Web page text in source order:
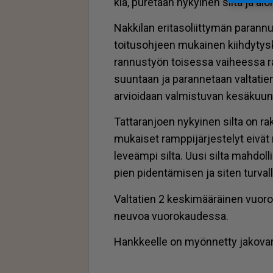
Nak­ki­lan eri­ta­so­liit­ty­män
toi­tu­soh­jeen mu­kai­nen
ran­nus­työn toi­ses­sa vai­hees­sa
suun­taan ja pa­ran­ne­taan
ar­vi­oi­daan val­mis­tu­van
Tat­ta­ran­jo­en ny­kyi­nen sil­ta on
mu­kai­set ramp­pi­jär­jes­te­lyt ei­vät
le­ve­äm­pi sil­ta. Uu­si sil­ta
pien pi­den­tä­mi­sen ja si­ten
Val­ta­tien 2 kes­ki­mää­räi­nen
neu­voa vuo­ro­kau­des­sa.
Hank­keel­le on myön­net­ty